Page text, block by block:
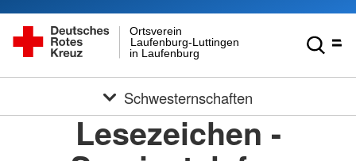
in Laufenburg
Laufenburg-Luttingen
Ortsverein
Schwesternschaften
Lesezeichen -